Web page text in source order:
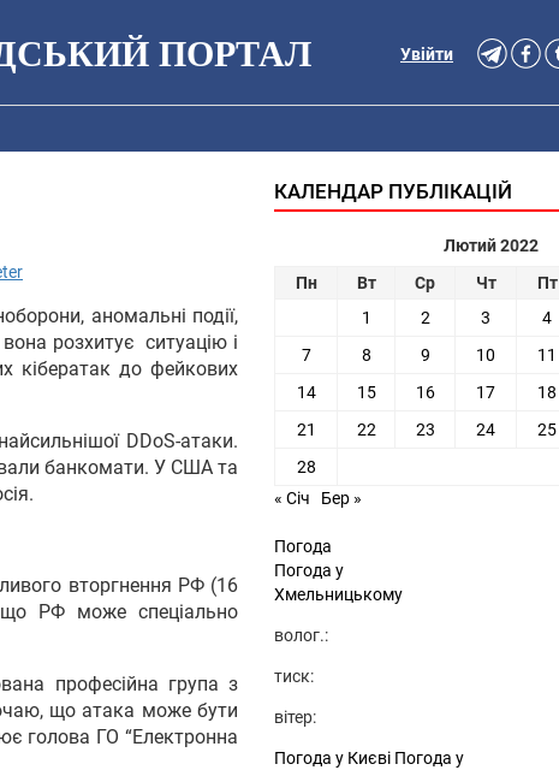
ПОРТАЛ Увійти
аномальні події,
розхитує ситуацію і
кібератак до фейкових
DDoS-атаки.
банкомати. У США та
вторгнення РФ (16
РФ може спеціально
професійна група з
що атака може бути
голова ГО “Електронна
КАЛЕНДАР ПУБЛІКАЦІЙ
Лютий 2022
Пн
Вт Ср Чт Пт
1
2 3 4
7
8 9 10 11
14
15 16 17 18
21
22 23 24 25
28
« Січ
Бер »
Погода
Погода у
Хмельницькому
волог.:
тиск:
вітер:
Погода у Києві Погода у